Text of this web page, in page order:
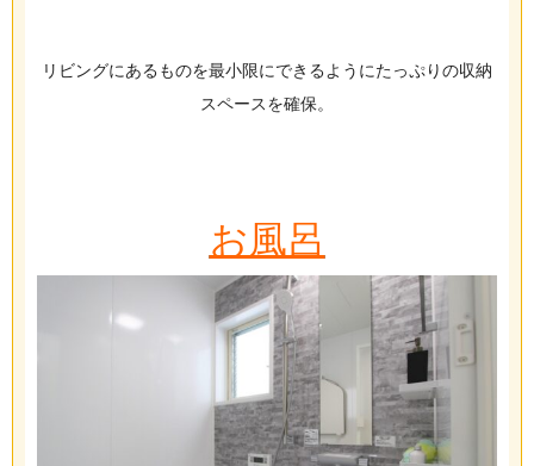
リビングにあるものを最小限にできるようにたっぷりの収納
スペースを確保。
お風呂